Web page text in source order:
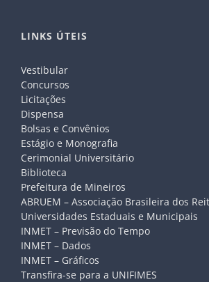
LINKS ÚTEIS
Vestibular
Concursos
Licitações
Dispensa
Bolsas e Convênios
Estágio e Monografia
Cerimonial Universitário
Biblioteca
Prefeitura de Mineiros
ABRUEM – Associação Brasileira dos
Universidades Estaduais e Municipais
INMET – Previsão do Tempo
INMET – Dados
INMET – Gráficos
Transfira-se para a UNIFIMES